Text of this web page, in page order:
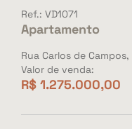
Ref.: VD1071
Apartamento
Rua Carlos de
Valor de venda:
R$ 1.275.000,00